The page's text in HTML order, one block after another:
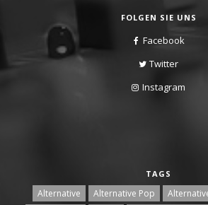
FOLGEN SIE UNS
Facebook
Twitter
Instagram
TAGS
Alternative Alternative Pop